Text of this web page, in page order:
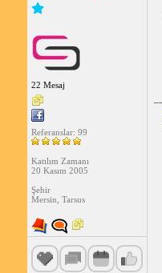
22 Mesaj
Referanslar: 99
Katılım Zamanı
20 Kasım 2005
Şehir
Mersin, Tarsus